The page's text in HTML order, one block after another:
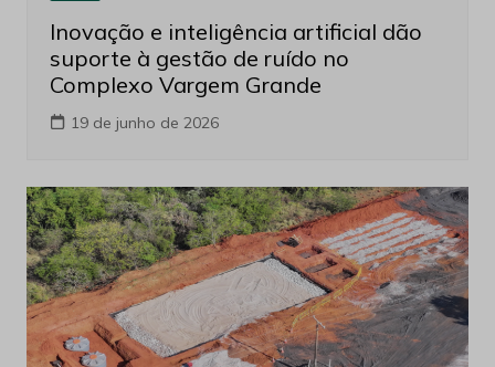
Inovação e inteligência artificial dão
suporte à gestão de ruído no
Complexo Vargem Grande
19 de junho de 2026